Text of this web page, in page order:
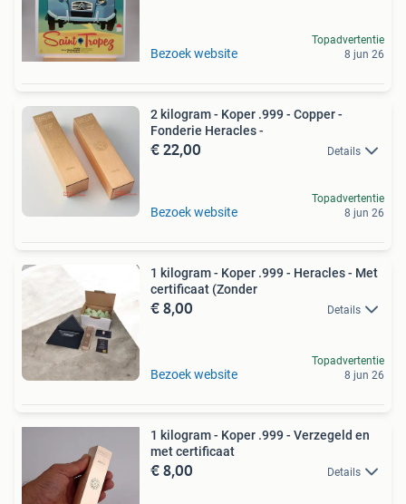
Bezoek website
Topadvertentie
8 jun 26
2 kilogram - Koper .999 - Copper -
Fonderie Heracles -
€ 22,00 Details
Bezoek website
Topadvertentie
8 jun 26
1 kilogram - Koper .999 - Heracles - Met
certificaat (Zonder
€ 8,00 Details
Bezoek website
Topadvertentie
8 jun 26
1 kilogram - Koper .999 - Verzegeld en
met certificaat
€ 8,00 Details